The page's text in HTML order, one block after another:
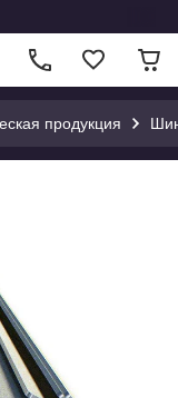
продукция